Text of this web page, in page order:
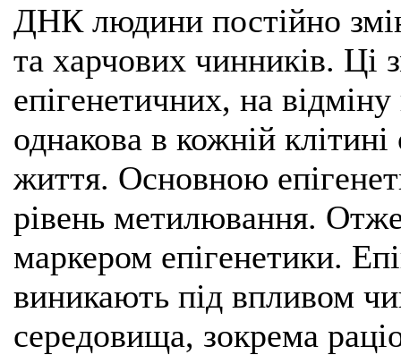
ДНК людини постійно
та харчових чинників. Ці
епігенетичних, на
однакова в кожній
життя. Основною
рівень метилювання.
маркером епігенетики.
виникають під впливом
середовища, зокрема